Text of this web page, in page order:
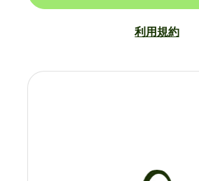
利用規約